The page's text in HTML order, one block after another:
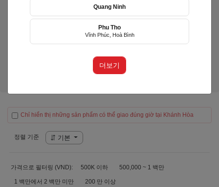
Huyện Diên Khánh, Khánh Hòa
Chỉ hiển thị những sản phẩm có thể giao đúng giờ tại Khánh Hòa
정렬 기준 기본
가격으로 필터링 (VND): 500K 이하 500,000 ~ 1 백만
1 백만에서 2 백만 미만 200 만 이상
Quang Ninh
Phu Tho
Vĩnh Phúc, Hoà Bình
더보기